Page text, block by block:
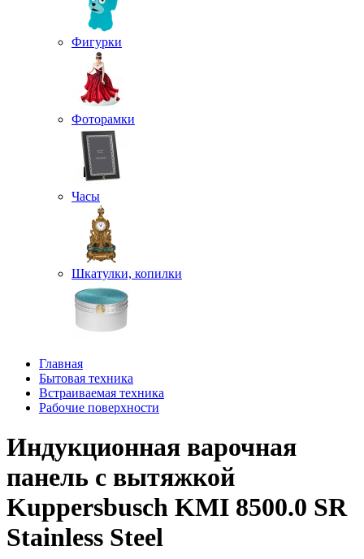
Фигурки
Фоторамки
Часы
Шкатулки, копилки
Главная
Бытовая техника
Встраиваемая техника
Рабочие поверхности
Индукционная варочная
панель с вытяжкой
Kuppersbusch KMI 8500.0 SR
Stainless Steel